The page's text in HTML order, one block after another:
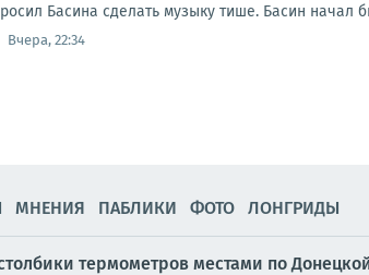
Басина сделать музыку тише. Басин начал
Вчера, 22:34
МНЕНИЯ ПАБЛИКИ ФОТО ЛОНГРИДЫ
термометров местами по